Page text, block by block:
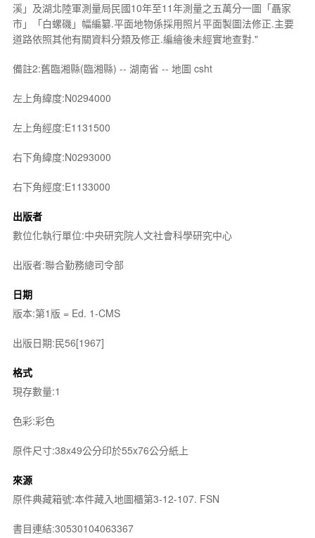
溪」及湖北陸軍測量局民國10年至11年測量之五萬分一圖「聶家
市」「白螺磯」幅編纂.平面地物係採用照片平面製圖法修正.主要
道路依照其他有關資料分類及修正.編繪後未經實地查對."
備註2:舊臨湘縣(臨湘縣) -- 湖南省 -- 地圖 csht
左上角緯度:N0294000
左上角經度:E1131500
右下角緯度:N0293000
右下角經度:E1133000
出版者
數位化執行單位:中央研究院人文社會科學研究中心
出版者:聯合勤務總司令部
日期
版本:第1版 = Ed. 1-CMS
出版日期:民56[1967]
格式
現存數量:1
色彩:彩色
原件尺寸:38x49公分印於55x76公分紙上
來源
原件典藏箱號:本件藏入地圖櫃第3-12-107. FSN
書目連結:30530104063367